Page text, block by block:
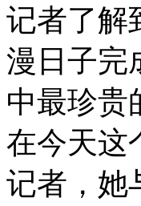
记者了解
漫日子完
中最珍贵
在今天这
记者，她